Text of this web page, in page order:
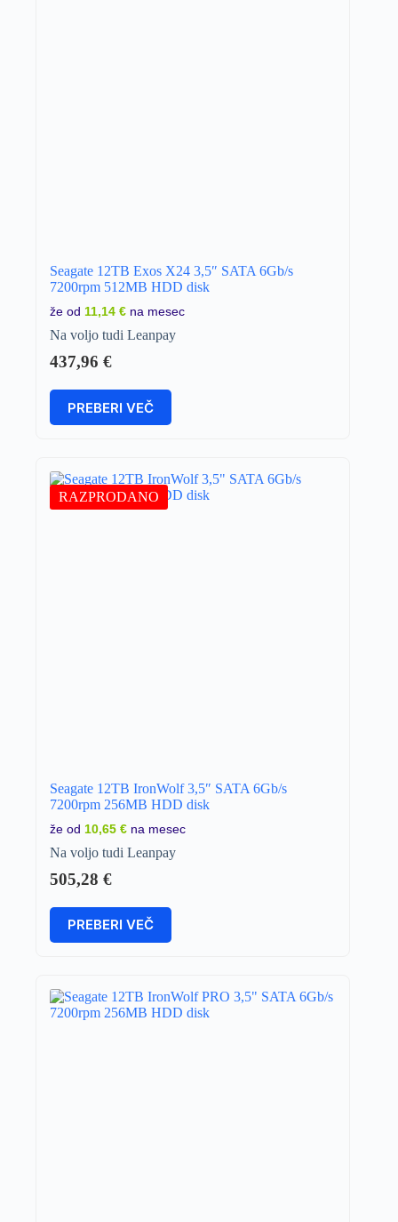
Seagate 12TB Exos X24 3,5″ SATA 6Gb/s
7200rpm 512MB HDD disk
že od 11,14 € na mesec
Na voljo tudi Leanpay
437,96 €
PREBERI VEČ
RAZPRODANO
Seagate 12TB IronWolf 3,5″ SATA 6Gb/s
7200rpm 256MB HDD disk
že od 10,65 € na mesec
Na voljo tudi Leanpay
505,28 €
PREBERI VEČ